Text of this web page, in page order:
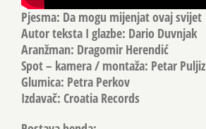
Pjesma: Da mogu mijenjat ovaj svijet
Autor teksta I glazbe: Dario Duvnjak
Aranžman: Dragomir Herendić
Spot – kamera / montaža: Petar Puljiz
Glumica: Petra Perkov
Izdavač: Croatia Records